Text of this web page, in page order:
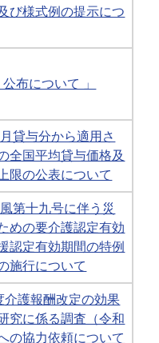
び様式例の提示につ
公布について 」
貸与分から適用さ
全国平均貸与価格及
限の公表について
第十九号に伴う災
めの要介護認定有効
認定有効期間の特例
施行について
介護報酬改定の効果
究に係る調査（令和
の協力依頼について